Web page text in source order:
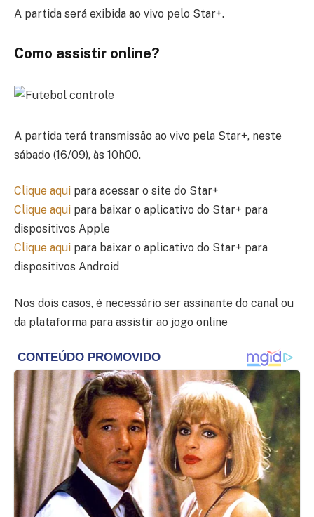
A partida será exibida ao vivo pelo Star+.
Como assistir online?
A partida terá transmissão ao vivo pela Star+, neste
sábado (16/09), às 10h00.
Clique aqui para acessar o site do Star+
Clique aqui para baixar o aplicativo do Star+ para
dispositivos Apple
Clique aqui para baixar o aplicativo do Star+ para
dispositivos Android
Nos dois casos, é necessário ser assinante do canal ou
da plataforma para assistir ao jogo online